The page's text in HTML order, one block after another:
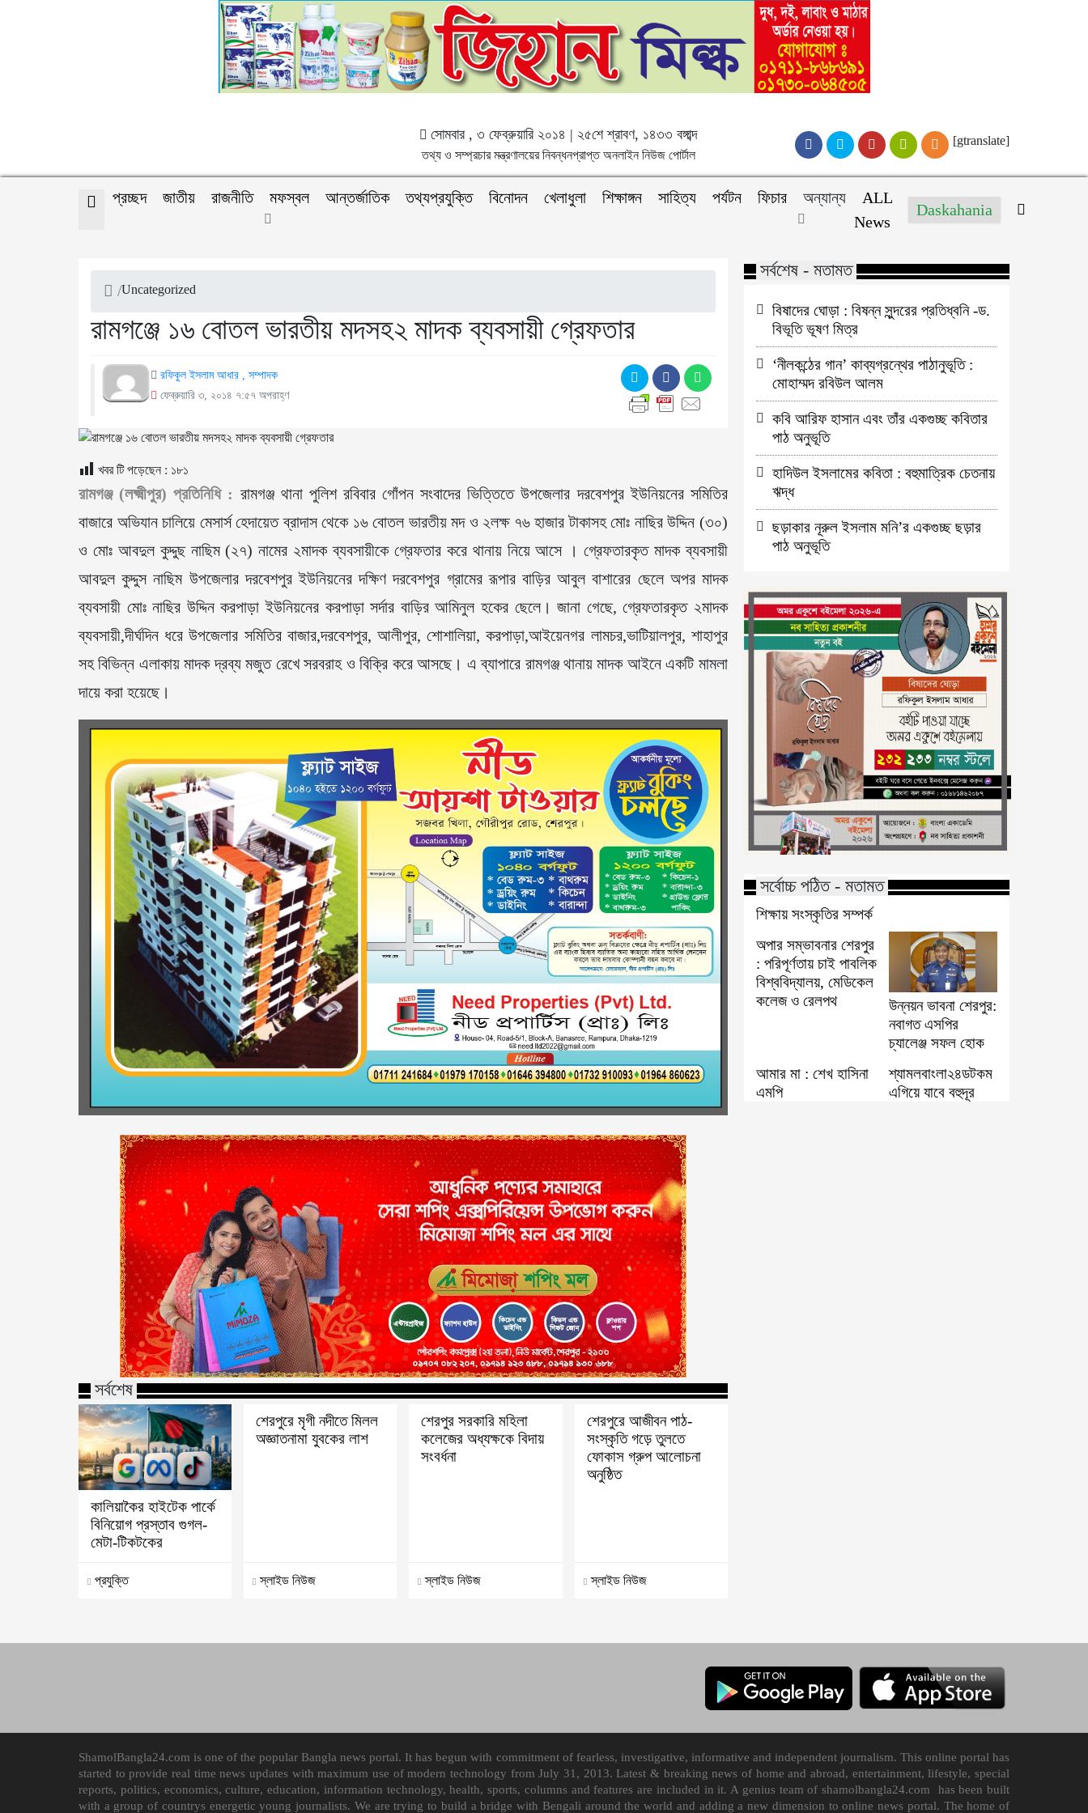
সোমবার , ৩ ফেব্রুয়ারি ২০১৪ | ২৫শে শ্রাবণ, ১৪৩৩ বঙ্গাব্দ
তথ্য ও সম্প্রচার মন্ত্রণালয়ের নিবন্ধনপ্রাপ্ত অনলাইন নিউজ পোর্টাল
[gtranslate]
প্রচ্ছদ জাতীয় রাজনীতি মফস্বল আন্তর্জাতিক তথ্যপ্রযুক্তি বিনোদন খেলাধুলা শিক্ষাঙ্গন সাহিত্য পর্যটন ফিচার অন্যান্য
ALL
News
Daskahania
/Uncategorized
রামগঞ্জে ১৬ বোতল ভারতীয় মদসহ২ মাদক ব্যবসায়ী গ্রেফতার
রফিকুল ইসলাম আধার , সম্পাদক
ফেব্রুয়ারি ৩, ২০১৪ ৭:৫৭ অপরাহ্ণ
খবর টি পড়েছেন : ১৮১
রামগঞ্জ (লক্ষ্মীপুর) প্রতিনিধি : রামগঞ্জ থানা পুলিশ রবিবার গোঁপন সংবাদের ভিত্তিতে উপজেলার দরবেশপুর ইউনিয়নের সমিতির
বাজারে অভিযান চালিয়ে মেসার্স হেদায়েত ব্রাদাস থেকে ১৬ বোতল ভারতীয় মদ ও ২লক্ষ ৭৬ হাজার টাকাসহ মোঃ নাছির উদ্দিন (৩০)
ও মোঃ আবদুল কুদ্দুছ নাছিম (২৭) নামের ২মাদক ব্যবসায়ীকে গ্রেফতার করে থানায় নিয়ে আসে । গ্রেফতারকৃত মাদক ব্যবসায়ী
আবদুল কুদ্দুস নাছিম উপজেলার দরবেশপুর ইউনিয়নের দক্ষিণ দরবেশপুর গ্রামের রূপার বাড়ির আবুল বাশারের ছেলে অপর মাদক
ব্যবসায়ী মোঃ নাছির উদ্দিন করপাড়া ইউনিয়নের করপাড়া সর্দার বাড়ির আমিনুল হকের ছেলে। জানা গেছে, গ্রেফতারকৃত ২মাদক
ব্যবসায়ী,দীর্ঘদিন ধরে উপজেলার সমিতির বাজার,দরবেশপুর, আলীপুর, শোশালিয়া, করপাড়া,আইয়েনগর লামচর,ভাটিয়ালপুর, শাহাপুর
সহ বিভিন্ন এলাকায় মাদক দ্রব্য মজুত রেখে সরবরাহ ও বিক্রি করে আসছে। এ ব্যাপারে রামগঞ্জ থানায় মাদক আইনে একটি মামলা
দায়ে করা হয়েছে।
সর্বশেষ
কালিয়াকৈর হাইটেক পার্কে
বিনিয়োগ প্রস্তাব গুগল-
মেটা-টিকটকের
প্রযুক্তি
শেরপুরে মৃগী নদীতে মিলল
অজ্ঞাতনামা যুবকের লাশ
স্লাইড নিউজ
শেরপুর সরকারি মহিলা
কলেজের অধ্যক্ষকে বিদায়
সংবর্ধনা
স্লাইড নিউজ
শেরপুরে আজীবন পাঠ-
সংস্কৃতি গড়ে তুলতে
ফোকাস গ্রুপ আলোচনা
অনুষ্ঠিত
স্লাইড নিউজ
সর্বশেষ - মতামত
বিষাদের ঘোড়া : বিষন্ন সুন্দরের প্রতিধ্বনি -ড.
বিভূতি ভূষণ মিত্র
‘নীলকন্ঠের গান’ কাব্যগ্রন্থের পাঠানুভূতি :
মোহাম্মদ রবিউল আলম
কবি আরিফ হাসান এবং তাঁর একগুচ্ছ কবিতার
পাঠ অনুভূতি
হাদিউল ইসলামের কবিতা : বহুমাত্রিক চেতনায়
ঋদ্ধ
ছড়াকার নূরুল ইসলাম মনি’র একগুচ্ছ ছড়ার
পাঠ অনুভূতি
সর্বোচ্চ পঠিত - মতামত
শিক্ষায় সংস্কৃতির সম্পর্ক
অপার সম্ভাবনার শেরপুর
: পরিপূর্ণতায় চাই পাবলিক
বিশ্ববিদ্যালয়, মেডিকেল
কলেজ ও রেলপথ
উন্নয়ন ভাবনা শেরপুর:
নবাগত এসপির
চ্যালেঞ্জ সফল হোক
আমার মা : শেখ হাসিনা
এমপি
শ্যামলবাংলা২৪ডটকম
এগিয়ে যাবে বহুদূর
ShamolBangla24.com is one of the popular Bangla news portal. It has begun with commitment of fearless, investigative, informative and independent journalism. This online portal has
started to provide real time news updates with maximum use of modern technology from July 31, 2013. Latest & breaking news of home and abroad, entertainment, lifestyle, special
reports, politics, economics, culture, education, information technology, health, sports, columns and features are included in it. A genius team of shamolbangla24.com has been built
with a group of countrys energetic young journalists. We are trying to build a bridge with Bengali around the world and adding a new dimension to online news portal. The home of